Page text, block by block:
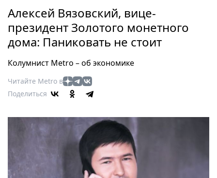
Россия
Мир
Здоровье
Туризм
Мода
Театр
Афиша
Книги
Алексей Вязовский, вице-
президент Золотого монетного
дома: Паниковать не стоит
Колумнист Metro – об экономике
Читайте Metro в
Поделиться